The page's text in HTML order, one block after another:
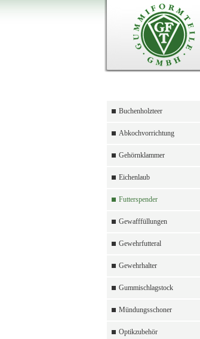
Buchenholzteer
Abkochvorrichtung
Gehörnklammer
Eichenlaub
Futterspender
Gewafffüllungen
Gewehrfutteral
Gewehrhalter
Gummischlagstock
Mündungsschoner
Optikzubehör